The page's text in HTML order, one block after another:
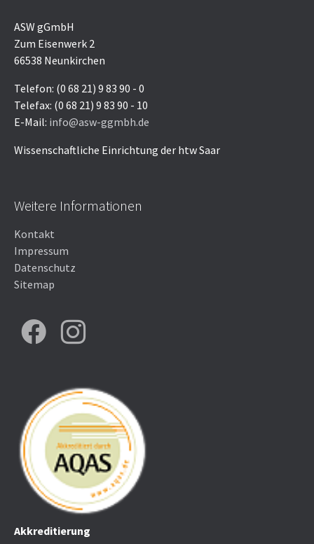
ASW gGmbH
Zum Eisenwerk 2
66538 Neunkirchen
Telefon: (0 68 21) 9 83 90 - 0
Telefax: (0 68 21) 9 83 90 - 10
E-Mail: info@asw-ggmbh.de
Wissenschaftliche Einrichtung der htw Saar
Weitere Informationen
Kontakt
Impressum
Datenschutz
Sitemap
Akkreditierung